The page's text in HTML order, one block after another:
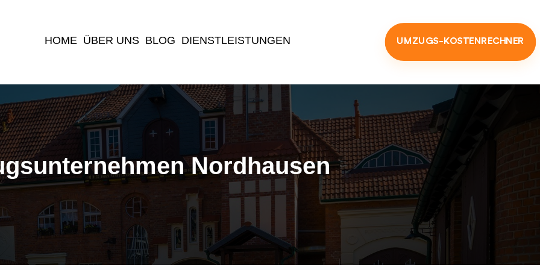
HOME(current)
ÜBER UNS BLOG DIENSTLEISTUNGEN UMZUGS-KOSTENRECHNER
Nordhausen